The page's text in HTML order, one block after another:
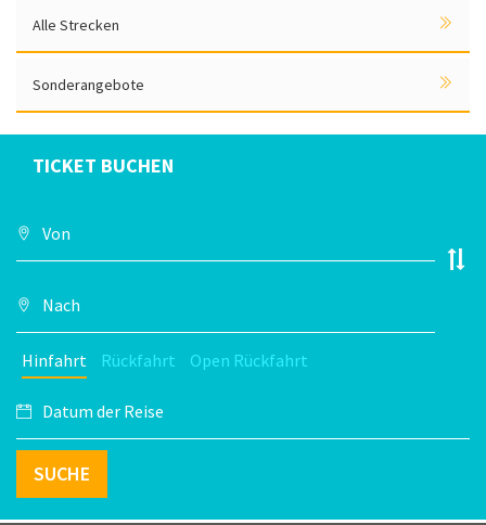
Alle Strecken
Sonderangebote
TICKET BUCHEN
Hinfahrt Rückfahrt Open Rückfahrt
SUCHE